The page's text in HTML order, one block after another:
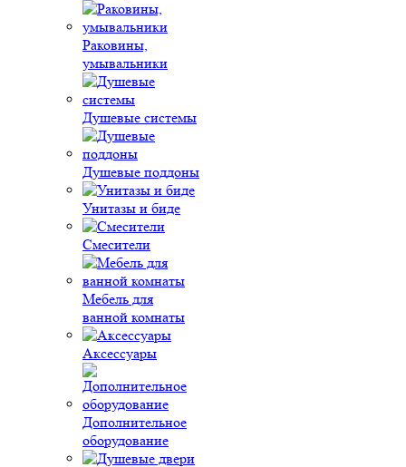
Раковины,
умывальники
Душевые системы
Душевые поддоны
Унитазы и биде
Смесители
Мебель для
ванной комнаты
Аксессуары
Дополнительное
оборудование